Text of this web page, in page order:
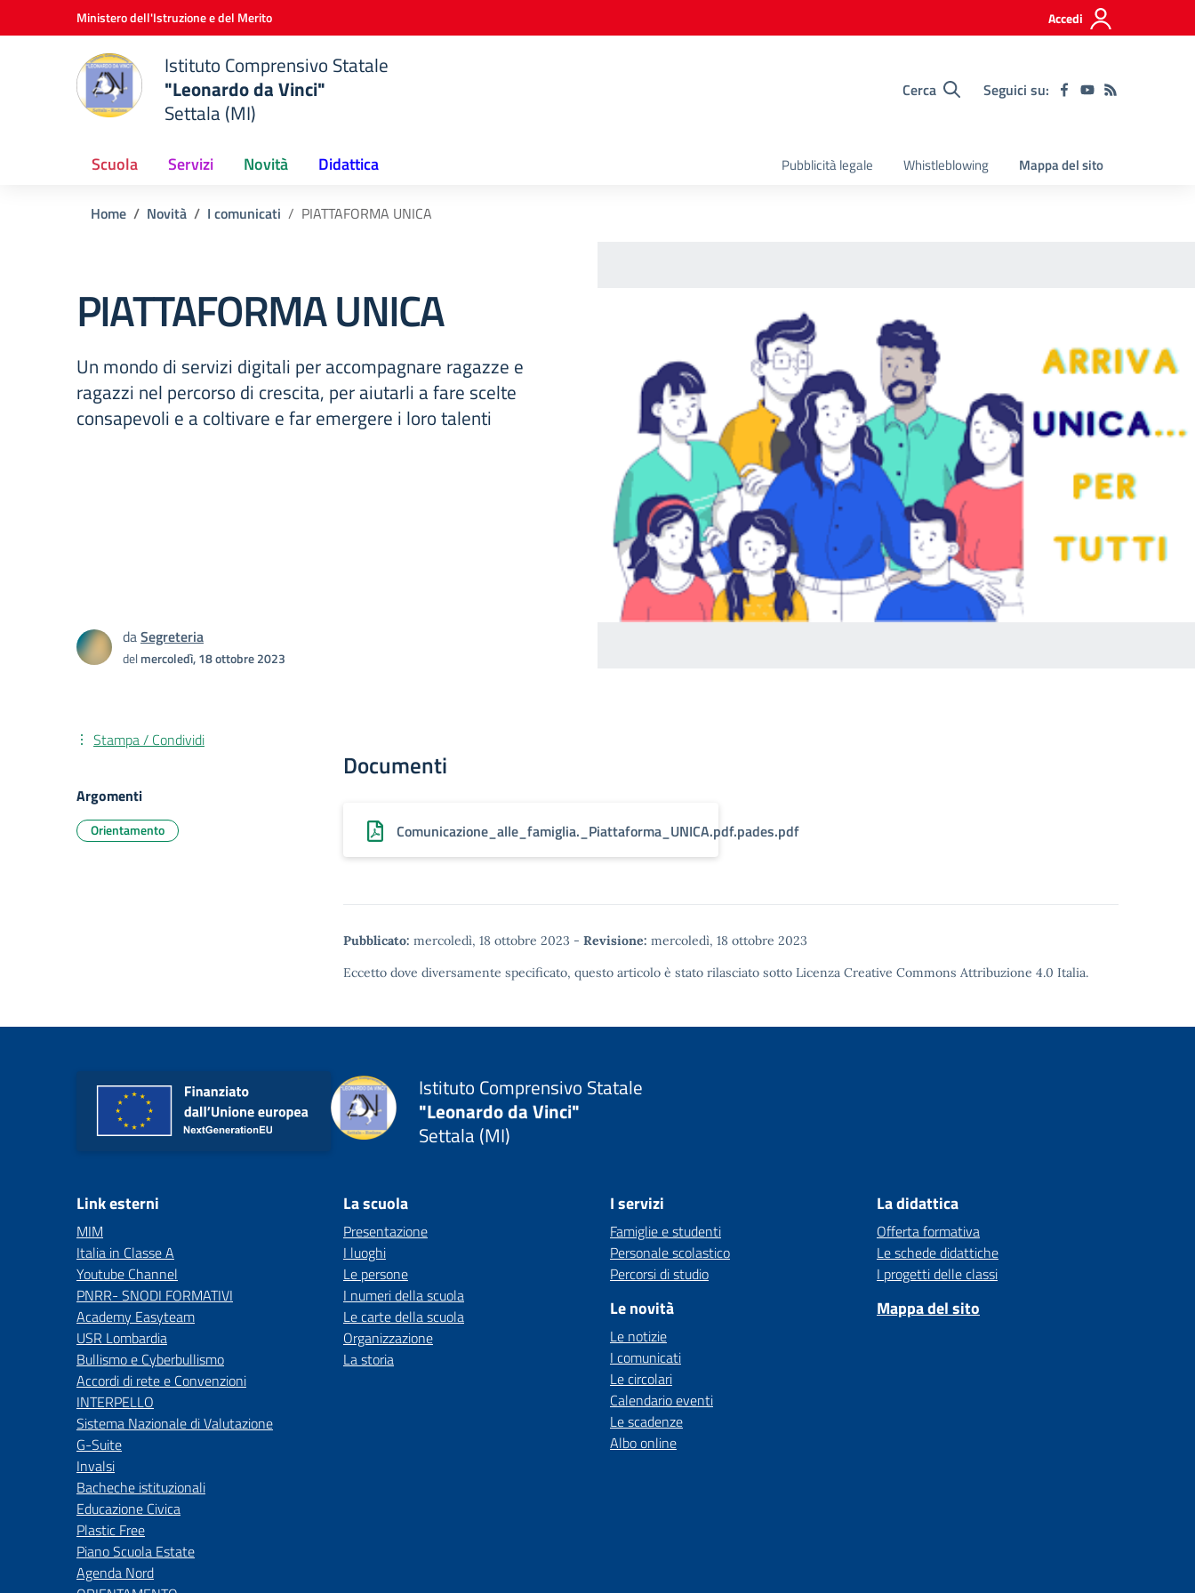
Vai ai contenuti
Vai al menu di navigazioneMinistero dell'Istruzione e del Merito Accedi
Istituto Comprensivo Statale
"Leonardo da Vinci"
Settala (MI)
Cerca Seguici su:
Scuola Servizi Novità Didattica Pubblicità legale Whistleblowing Mappa del sito
Home Novità I comunicati PIATTAFORMA UNICA
PIATTAFORMA UNICA
Un mondo di servizi digitali per accompagnare ragazze e
ragazzi nel percorso di crescita, per aiutarli a fare scelte
consapevoli e a coltivare e far emergere i loro talenti
daSegreteria
delmercoledì, 18 ottobre 2023
Documenti
Comunicazione_alle_famiglia._Piattaforma_UNICA.pdf.pades.pdf
Pubblicato: mercoledì, 18 ottobre 2023 - Revisione: mercoledì, 18 ottobre 2023
Eccetto dove diversamente specificato, questo articolo è stato rilasciato sotto Licenza Creative Commons Attribuzione 4.0 Italia.
Stampa / Condividi
Argomenti
Orientamento
Istituto Comprensivo Statale
"Leonardo da Vinci"
Settala (MI)
Link esterni
MIM
Italia in Classe A
Youtube Channel
PNRR- SNODI FORMATIVI
Academy Easyteam
USR Lombardia
Bullismo e Cyberbullismo
Accordi di rete e Convenzioni
INTERPELLO
Sistema Nazionale di Valutazione
G-Suite
Invalsi
Bacheche istituzionali
Educazione Civica
Plastic Free
Piano Scuola Estate
Agenda Nord
La scuola
Presentazione
I luoghi
Le persone
I numeri della scuola
Le carte della scuola
Organizzazione
La storia
I servizi
Famiglie e studenti
Personale scolastico
Percorsi di studio
Le novità
Le notizie
I comunicati
Le circolari
Calendario eventi
Le scadenze
Albo online
La didattica
Offerta formativa
Le schede didattiche
I progetti delle classi
Mappa del sito